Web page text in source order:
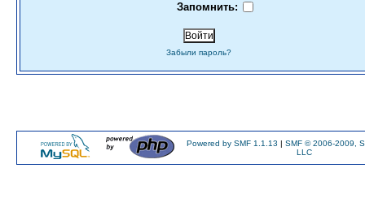
Запомнить:
Забыли пароль?
Powered by SMF 1.1.13 | SMF © 2006-2009,
LLC